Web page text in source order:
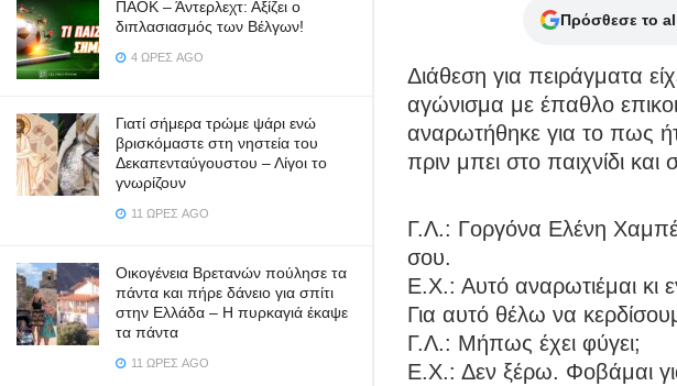
ΠΑΟΚ – Άντερλεχτ: Αξίζει ο
διπλασιασμός των Βέλγων!
4 ΏΡΕΣ AGO
Γιατί σήμερα τρώμε ψάρι ενώ
βρισκόμαστε στη νηστεία του
Δεκαπενταύγουστου – Λίγοι το
γνωρίζουν
11 ΏΡΕΣ AGO
Οικογένεια Βρετανών πούλησε τα
πάντα και πήρε δάνειο για σπίτι
στην Ελλάδα – Η πυρκαγιά έκαψε
τα πάντα
11 ΏΡΕΣ AGO
Πρόσθεσε το
Διάθεση για πειράγματα
αγώνισμα με έπαθλο
αναρωτήθηκε για το πως
πριν μπει στο παιχνίδι
Γ.Λ.: Γοργόνα Ελένη
σου.
Ε.Χ.: Αυτό αναρωτιέμαι
Για αυτό θέλω να
Γ.Λ.: Μήπως έχει φύγει;
Ε.Χ.: Δεν ξέρω. Φοβάμαι